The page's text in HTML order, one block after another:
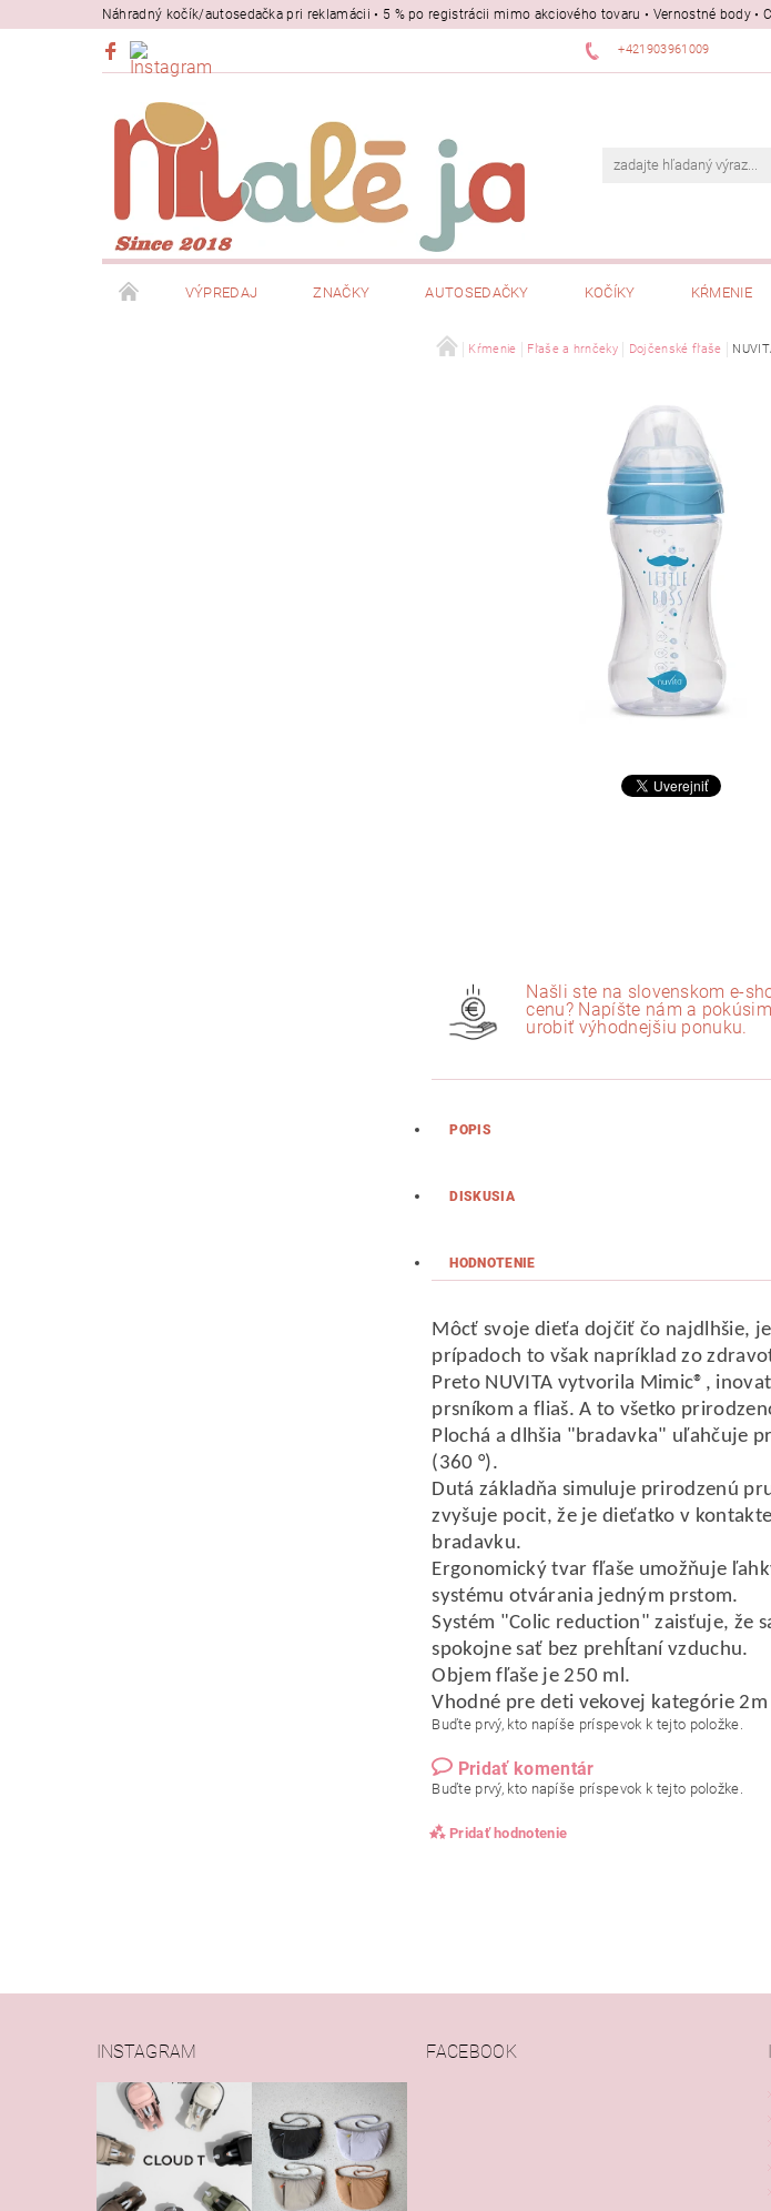
Náhradný kočík/autosedačka pri reklamácii • 5 % po registrácii mimo akciového tovaru • Vernostné body •
+421903961009
VÝPREDAJ ZNAČKY AUTOSEDAČKY KOČÍKY KŔMENIE
Kŕmenie Fľaše a hrnčeky Dojčenské fľaše
Našli ste na slovenskom e-
cenu? Napíšte nám a
urobiť výhodnejšiu ponuku.
POPIS
DISKUSIA
HODNOTENIE
Môcť svoje dieťa dojčiť čo najdlhšie,
prípadoch to však napríklad zo
Preto NUVITA vytvorila Mimic®,
prsníkom a fliaš. A to všetko
Plochá a dlhšia "bradavka" uľahčuje
(360 °).
Dutá základňa simuluje prirodzenú
zvyšuje pocit, že je dieťatko v
bradavku.
Ergonomický tvar fľaše umožňuje
systému otvárania jedným prstom.
Systém "Colic reduction" zaisťuje, že
spokojne sať bez prehĺtaní vzduchu.
Objem fľaše je 250 ml.
Vhodné pre deti vekovej kategórie 2m
Buďte prvý, kto napíše príspevok k tejto položke.
Pridať komentár
Buďte prvý, kto napíše príspevok k tejto položke.
Pridať hodnotenie
INSTAGRAM FACEBOOK